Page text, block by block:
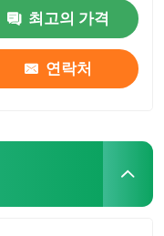
최고의 가격
연락처